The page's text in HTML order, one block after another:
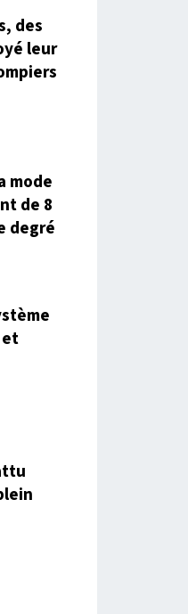
des
leur
mode
de 8
degré